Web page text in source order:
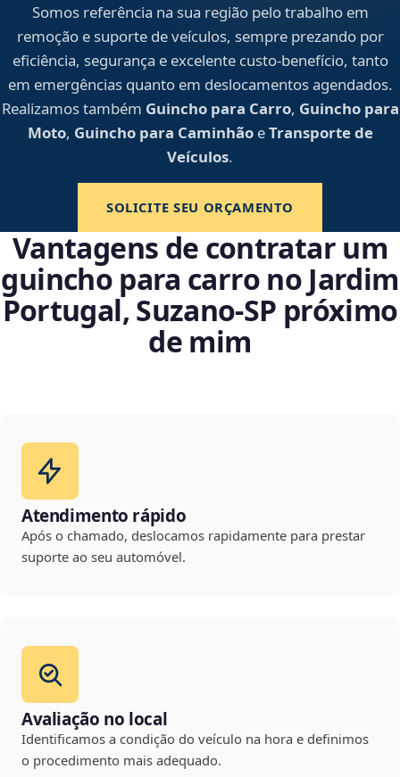
Somos referência na sua região pelo trabalho em
remoção e suporte de veículos, sempre prezando por
eficiência, segurança e excelente custo-benefício, tanto
em emergências quanto em deslocamentos agendados.
Realizamos também Guincho para Carro, Guincho para
Moto, Guincho para CaminhãoeTransporte de
Veículos.
SOLICITE SEU ORÇAMENTO
Vantagens de contratar um
guincho para carro no Jardim
Portugal, Suzano‑SP próximo
de mim
Atendimento rápido
Após o chamado, deslocamos rapidamente para prestar
suporte ao seu automóvel.
Avaliação no local
Identificamos a condição do veículo na hora e definimos
o procedimento mais adequado.